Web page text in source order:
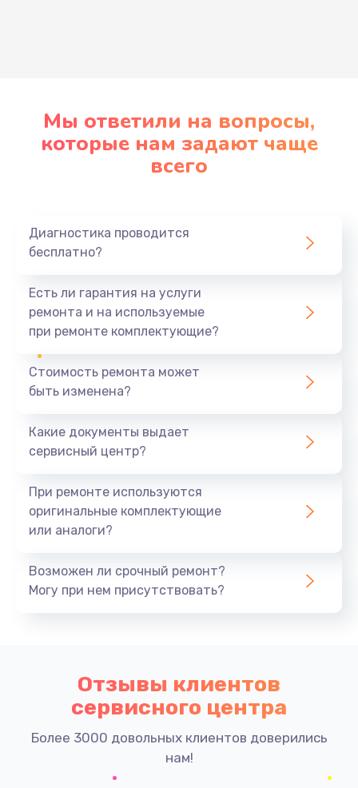
Мы ответили на вопросы,
которые нам задают чаще
всего
Диагностика проводится
бесплатно?
Есть ли гарантия на услуги
ремонта и на используемые
при ремонте комплектующие?
Стоимость ремонта может
быть изменена?
Какие документы выдает
сервисный центр?
При ремонте используются
оригинальные комплектующие
или аналоги?
Возможен ли срочный ремонт?
Могу при нем присутствовать?
Отзывы клиентов
сервисного центра
Более 3000 довольных клиентов доверились
нам!